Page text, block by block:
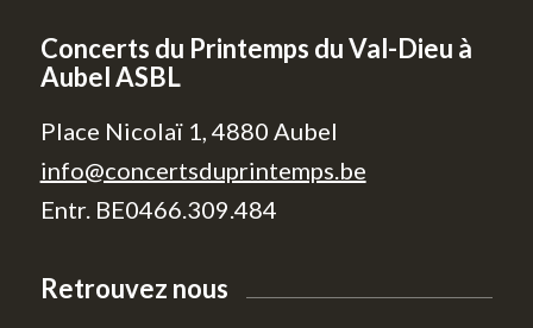
Concerts du Printemps du Val-Dieu à
Aubel ASBL
Place Nicolaï 1, 4880 Aubel
info@concertsduprintemps.be
Entr. BE0466.309.484
Retrouvez nous